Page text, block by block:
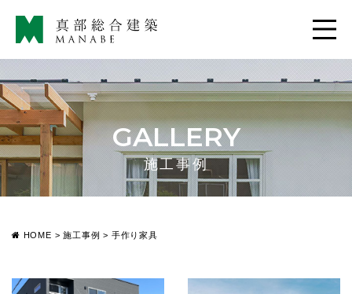
GALLERY
施工事例
HOME >施工事例 > 手作り家具